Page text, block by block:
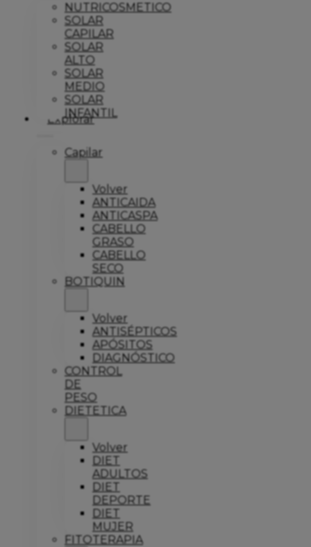
NUTRICOSMETICO
SOLAR
CAPILAR
SOLAR
ALTO
SOLAR
MEDIO
SOLAR
INFANTIL
Explorar
Capilar
Volver
ANTICAIDA
ANTICASPA
CABELLO
GRASO
CABELLO
SECO
BOTIQUIN
Volver
ANTISÉPTICOS
APÓSITOS
DIAGNÓSTICO
CONTROL
DE
PESO
DIETETICA
Volver
DIET
ADULTOS
DIET
DEPORTE
DIET
MUJER
FITOTERAPIA